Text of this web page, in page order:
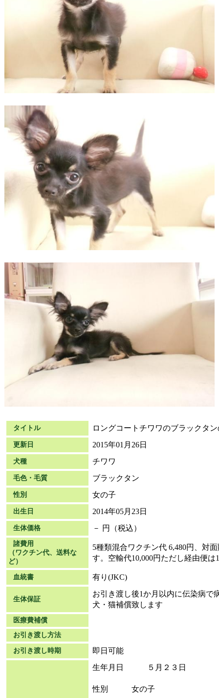
タイトル ロングコートチワワのブラックタ
更新日 2015年01月26日
犬種 チワワ
毛色・毛質 ブラックタン
性別 女の子
出生日 2014年05月23日
生体価格 － 円（税込）
諸費用
（ワクチン代、送料な
ど）
5種類混合ワクチン代 6,480円、対
す。空輸代10,000円ただし経由便は
血統書 有り(JKC)
生体保証
お引き渡し後1か月以内に伝染病で
犬・猫補償致します
医療費補償
お引き渡し方法
お引き渡し時期
即日可能
生年月日 ５月２３日
性別 女の子